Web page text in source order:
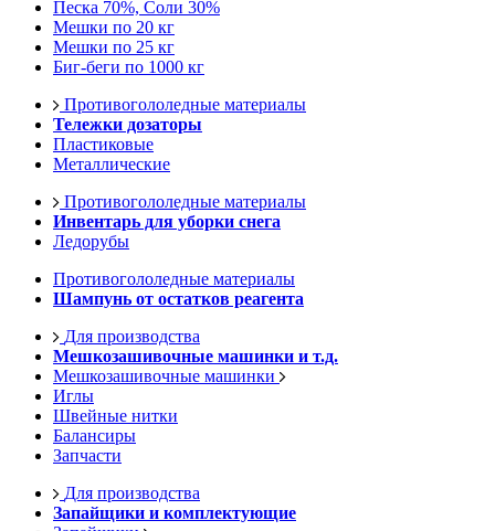
Песка 70%, Соли 30%
Мешки по 20 кг
Мешки по 25 кг
Биг-беги по 1000 кг
Противогололедные материалы
Тележки дозаторы
Пластиковые
Металлические
Противогололедные материалы
Инвентарь для уборки снега
Ледорубы
Противогололедные материалы
Шампунь от остатков реагента
Для производства
Мешкозашивочные машинки и т.д.
Мешкозашивочные машинки
Иглы
Швейные нитки
Балансиры
Запчасти
Для производства
Запайщики и комплектующие